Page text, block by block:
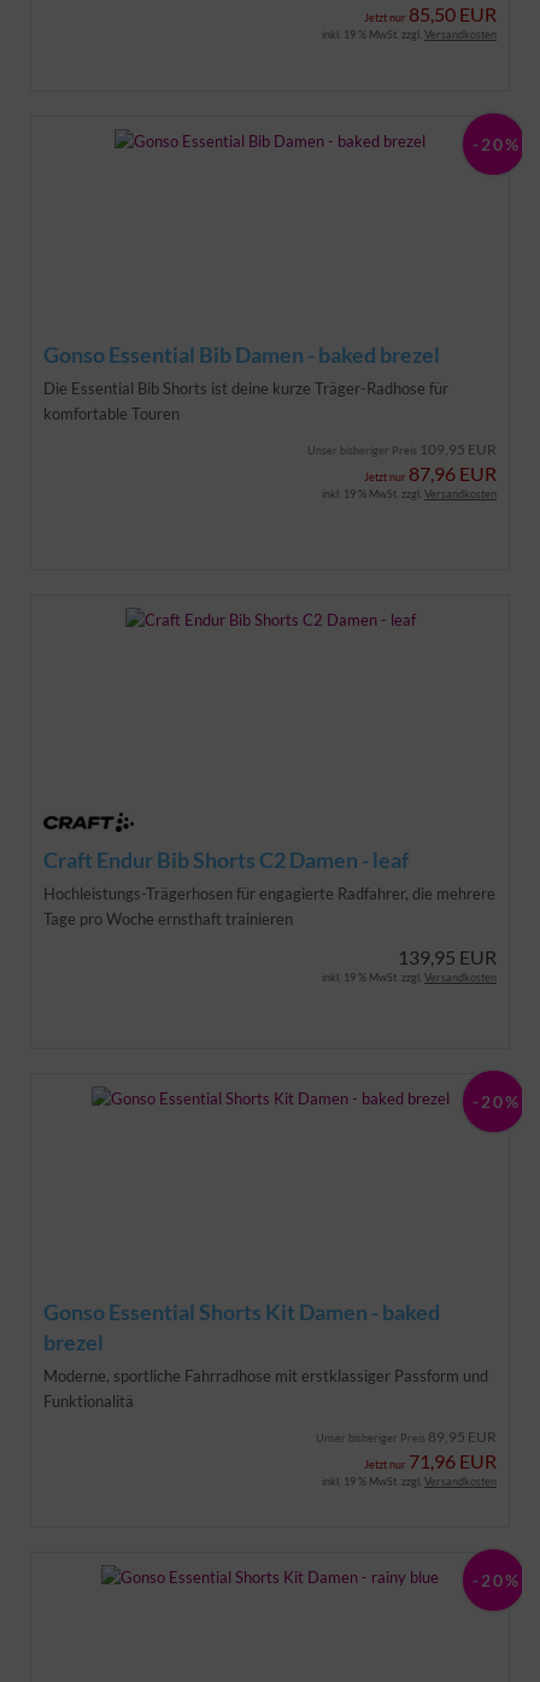
Jetzt nur 85,50 EUR
inkl. 19 % MwSt. zzgl. Versandkosten
Gonso Essential Bib Damen - baked brezel
Die Essential Bib Shorts ist deine kurze Träger-Radhose für
komfortable Touren
Unser bisheriger Preis 109,95 EUR
Jetzt nur 87,96 EUR
-20%
inkl. 19 % MwSt. zzgl. Versandkosten
Craft Endur Bib Shorts C2 Damen - leaf
Hochleistungs-Trägerhosen für engagierte Radfahrer, die mehrere
Tage pro Woche ernsthaft trainieren
139,95 EUR
inkl. 19 % MwSt. zzgl. Versandkosten
Gonso Essential Shorts Kit Damen - baked
brezel
Moderne, sportliche Fahrradhose mit erstklassiger Passform und
Funktionalitä
Unser bisheriger Preis 89,95 EUR
Jetzt nur 71,96 EUR
-20%
inkl. 19 % MwSt. zzgl. Versandkosten
-20%